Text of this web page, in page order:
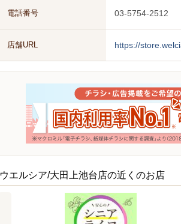
電話番号 03-5754-2512
店舗URL https://
ウエルシア/大田上池台店の近くのお店